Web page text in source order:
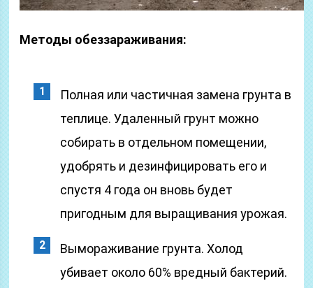
Методы обеззараживания:
Полная или частичная замена грунта в
теплице. Удаленный грунт можно
собирать в отдельном помещении,
удобрять и дезинфицировать его и
спустя 4 года он вновь будет
пригодным для выращивания урожая.
Вымораживание грунта. Холод
убивает около 60% вредный бактерий.